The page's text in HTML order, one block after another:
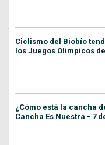
Ciclismo del Biobío
los Juegos Olímpicos
¿Cómo está la cancha
Cancha Es Nuestra - 7